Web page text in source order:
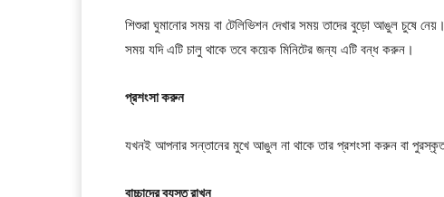
শিশুরা ঘুমানোর সময় বা টেলিভিশন দেখার সময় তাদের বুড়ো আঙুল চুষে
সময় যদি এটি চালু থাকে তবে কয়েক মিনিটের জন্য এটি বন্ধ করুন।
প্রশংসা করুন
যখনই আপনার সন্তানের মুখে আঙুল না থাকে তার প্রশংসা করুন বা
বাচ্চাদের ব্যস্ত রাখুন